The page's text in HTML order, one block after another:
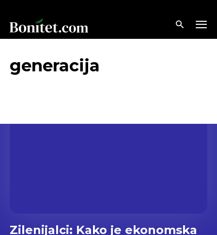
generacija
Zilenijalci: Kako je ekonomska